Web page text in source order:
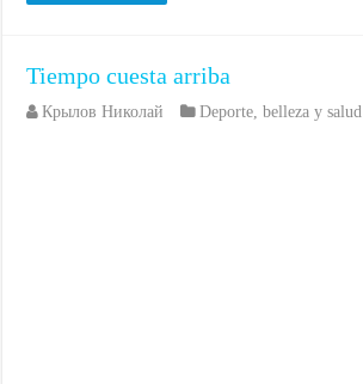
Tiempo cuesta arriba
Крылов Николай Deporte,belleza y salud